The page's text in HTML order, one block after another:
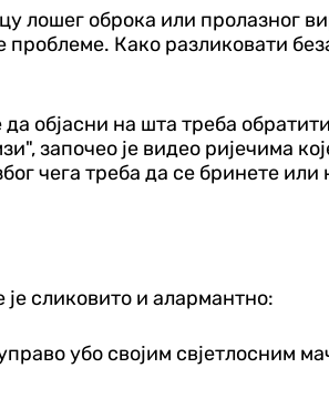
лошег оброка или пролазног
проблеме. Како разликовати
објасни на шта треба
започео је видео ријечима
чега треба да се бринете или
сликовито и алармантно:
убо својим свјетлосним